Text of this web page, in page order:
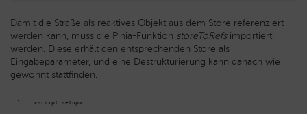
Damit die Straße als reaktives Objekt aus dem Store referenziert
werden kann, muss die Pinia-Funktion storeToRefsimportiert
werden. Diese erhält den entsprechenden Store als
Eingabeparameter, und eine Destrukturierung kann danach wie
gewohnt stattfinden.
<script setup>